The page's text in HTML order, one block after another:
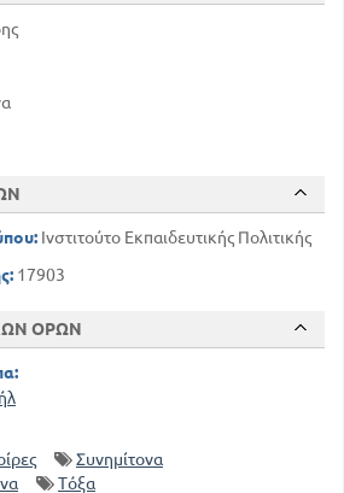
Ινστιτούτο Εκπαιδευτικής Πολιτικής
17903
ΟΡΩΝ
Συνημίτονα
Τόξα